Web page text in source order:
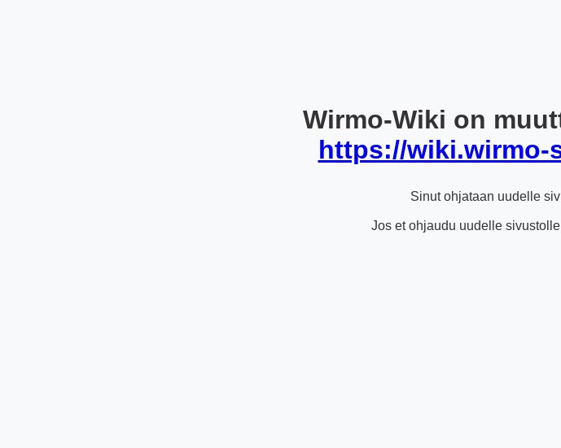
Wirmo-Wiki on
https://wiki.wirmo-
Sinut ohjataan uudelle
Jos et ohjaudu uudelle